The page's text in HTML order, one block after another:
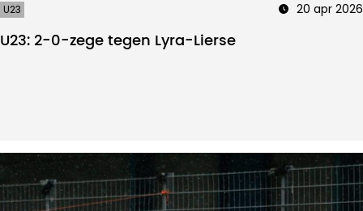
U23 20 apr 2026
U23: 2-0-zege tegen Lyra-Lierse